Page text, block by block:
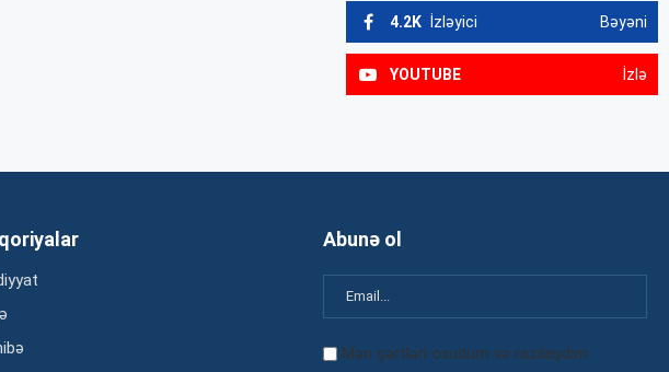
4.2K İzləyici Bəyəni
YOUTUBE İzlə
Abunə ol
Mən şərtləri oxudum və razılaşdım